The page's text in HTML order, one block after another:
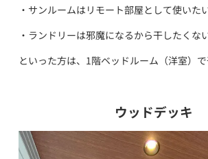
・サンルームはリモート部屋として使いた
・ランドリーは邪魔になるから干したくな
といった方は、1階ベッドルーム（洋室）で
ウッドデッキ